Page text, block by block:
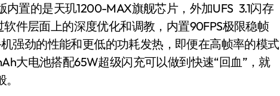
置的是天玑1200-MAX旗舰芯片，外加UFS 3.1闪存
件层面上的深度优化和调教，内置90FPS极限稳帧
强劲的性能和更低的功耗发热，即便在高帧率的模式
大电池搭配65W超级闪充可以做到快速“回血”，就